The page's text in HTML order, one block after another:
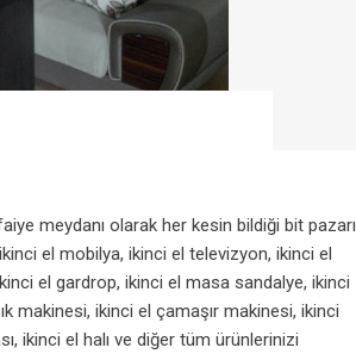
meydanı olarak her kesin bildiği bit pazarı
el mobilya, ikinci el televizyon, ikinci el
el gardrop, ikinci el masa sandalye, ikinci
makinesi, ikinci el çamaşır makinesi, ikinci
ikinci el halı ve diğer tüm ürünlerinizi